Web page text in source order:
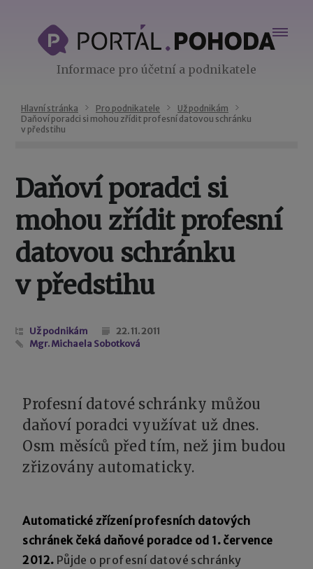
Informace pro účetní a podnikatele
Hlavní stránka Pro podnikatele
Už podnikám
Daňoví poradci si mohou zřídit profesní datovou schránku
v předstihu
Daňoví poradci si
mohou zřídit profesní
datovou schránku
v předstihu
Už podnikám
22. 11. 2011
Mgr. Michaela Sobotková
Profesní datové schránky můžou
daňoví poradci využívat už dnes.
Osm měsíců před tím, než jim budou
zřizovány automaticky.
Automatické zřízení profesních datových
schránek čeká daňové poradce od 1. července
2012. Půjde o profesní datové schránky